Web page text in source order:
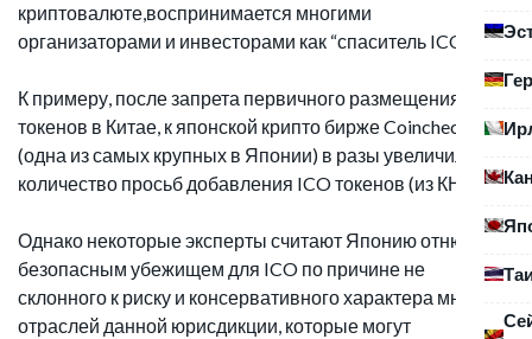
криптовалюте,воспринимается многими
организаторами и инвесторами как “спаситель ICO”.
К примеру, после запрета первичного размещения
токенов в Китае, к японской крипто бирже Coincheck
(одна из самых крупных в Японии) в разы увеличилось
количество просьб добавления ICO токенов (из КНР) .
Однако некоторые эксперты считают Японию отнюдь не
безопасным убежищем для ICO по причине не
склонного к риску и консервативного характера многих
отраслей данной юрисдикции, которые могут